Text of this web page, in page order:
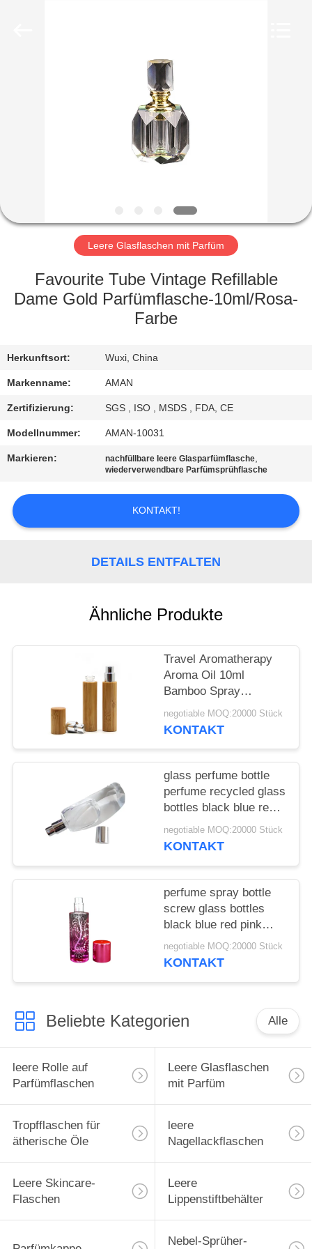
VR-
SHOW
ÜBER
UNS
QUALITÄTSKONTROLLE
KONTAKT
MIT
NACHRICHT
ANGEBOT
ANFORDERN
SITEMAP
PRIVACY
POLICY
Leere Glasflaschen mit Parfüm
Favourite Tube Vintage Refillable
Dame Gold Parfümflasche-10ml/Rosa-
Farbe
Herkunftsort: Wuxi, China
Markenname: AMAN
Zertifizierung: SGS , ISO , MSDS , FDA, CE
Modellnummer: AMAN-10031
Markieren: nachfüllbare leere Glasparfümflasche,
wiederverwendbare Parfümsprühflasche
KONTAKT!
DETAILS ENTFALTEN
Ähnliche Produkte
Travel Aromatherapy
Aroma Oil 10ml
Bamboo Spray
Perfume Bottle With
Screw Spray Cap
negotiable MOQ:20000 Stück
KONTAKT
glass perfume bottle
perfume recycled glass
bottles black blue red
pink green cap plastic
and metal
negotiable MOQ:20000 Stück
KONTAKT
perfume spray bottle
screw glass bottles
black blue red pink
green cap plastic and
metal
negotiable MOQ:20000 Stück
KONTAKT
Beliebte Kategorien Alle
leere Rolle auf
Parfümflaschen
Leere Glasflaschen
mit Parfüm
Tropfflaschen für
ätherische Öle
leere
Nagellackflaschen
Leere Skincare-
Flaschen
Leere
Lippenstiftbehälter
Nebel-Sprüher-